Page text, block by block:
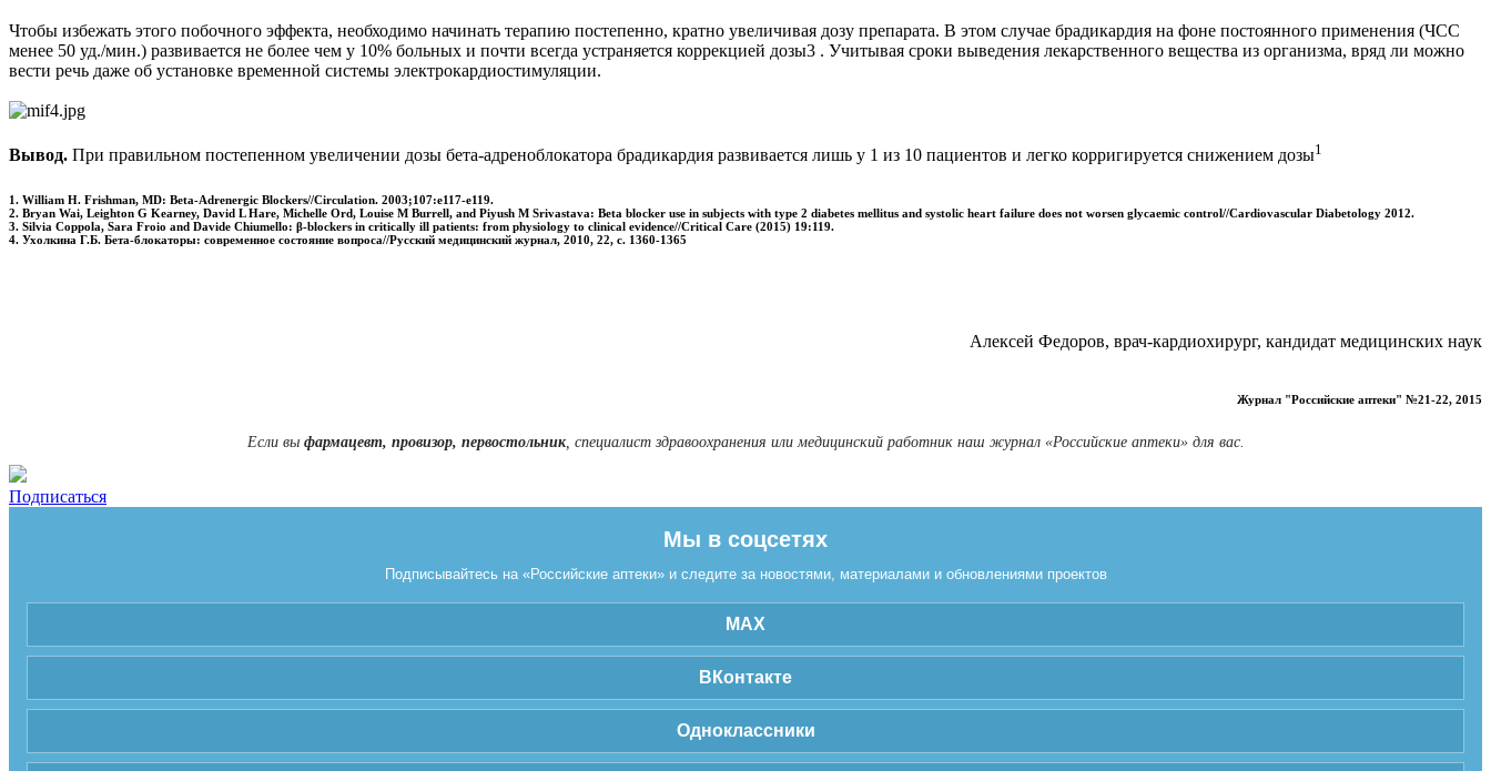
Чтобы избежать этого побочного эффекта, необходимо начинать терапию постепенно, кратно увеличивая дозу препарата. В этом случае брадикардия на фоне постоянного применения (ЧСС
менее 50 уд./мин.) развивается не более чем у 10% больных и почти всегда устраняется коррекцией дозы3 . Учитывая сроки выведения лекарственного вещества из организма, вряд ли можно
вести речь даже об установке временной системы электрокардиостимуляции.
Вывод. При правильном постепенном увеличении дозы бета-адреноблокатора брадикардия развивается лишь у 1 из 10 пациентов и легко корригируется снижением дозы1
1. William H. Frishman, MD: Beta-Adrenergic Blockers//Circulation. 2003;107:e117-e119.
2. Bryan Wai, Leighton G Kearney, David L Hare, Michelle Ord, Louise M Burrell, and Piyush M Srivastava: Beta blocker use in subjects with type 2 diabetes mellitus and systolic heart failure does not worsen glycaemic control//Cardiovascular Diabetology 2012.
3. Silvia Coppola, Sara Froio and Davide Chiumello: β-blockers in critically ill patients: from physiology to clinical evidence//Critical Care (2015) 19:119.
4. Ухолкина Г.Б. Бета-блокаторы: современное состояние вопроса//Русский медицинский журнал, 2010, 22, с. 1360-1365
Алексей Федоров, врач-кардиохирург, кандидат медицинских наук
Журнал "Российские аптеки" №21-22, 2015
Если вы фармацевт, провизор, первостольник, специалист здравоохранения или медицинский работник наш журнал «Российские аптеки» для вас.
Подписаться
Мы в соцсетях
Подписывайтесь на «Российские аптеки» и следите за новостями, материалами и обновлениями проектов
MAX
ВКонтакте
Одноклассники